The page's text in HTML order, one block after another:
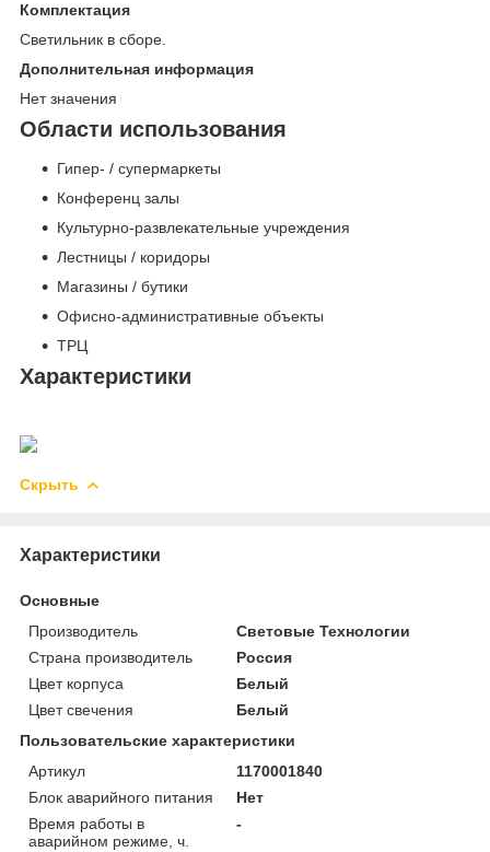
Комплектация
Светильник в сборе.
Дополнительная информация
Нет значения
Области использования
Гипер- / супермаркеты
Конференц залы
Культурно-развлекательные учреждения
Лестницы / коридоры
Магазины / бутики
Офисно-административные объекты
ТРЦ
Характеристики
Скрыть
Характеристики
Основные
Производитель
Световые Технологии
Страна производитель
Россия
Цвет корпуса
Белый
Цвет свечения
Белый
Пользовательские характеристики
Артикул
1170001840
Блок аварийного питания
Нет
Время работы в
аварийном режиме, ч.
-